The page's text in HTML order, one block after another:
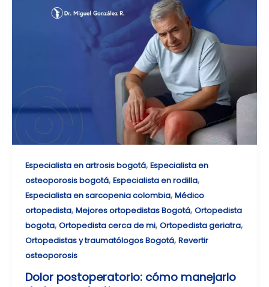
Especialista en artrosis bogotá, Especialista en
osteoporosis bogotá, Especialista en rodilla,
Especialista en sarcopenia colombia, Médico
ortopedista, Mejores ortopedistas Bogotá, Ortopedista
bogota, Ortopedista cerca de mi, Ortopedista geriatra,
Ortopedistas y traumatólogos Bogotá, Revertir
osteoporosis
Dolor postoperatorio: cómo manejarlo